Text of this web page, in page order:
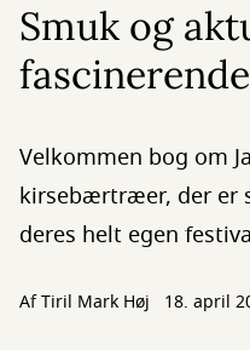
Smuk og
Velkommen bog om
kirsebærtræer, der er
deres helt egen
AfTiril Mark Høj 18. april